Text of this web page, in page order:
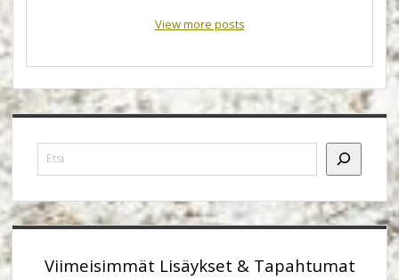
View more posts
Sidebar
Viimeisimmät Lisäykset & Tapahtumat